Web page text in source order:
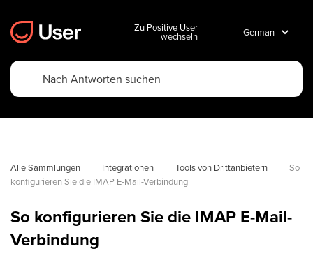
Zu Positive User
wechseln
Alle Sammlungen Integrationen Tools von Drittanbietern
So
konfigurieren Sie die IMAP E-Mail-Verbindung
So konfigurieren Sie die IMAP E-Mail-
Verbindung